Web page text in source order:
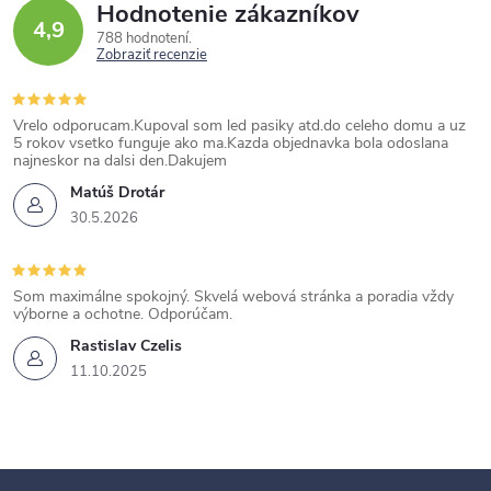
4,9 Hodnotenie zákazníkov
788 hodnotení
Zobraziť recenzie
Matúš Drotár
30.5.2026
Vrelo odporucam.Kupoval som led pasiky atd.do celeho domu a uz
5 rokov vsetko funguje ako ma.Kazda objednavka bola odoslana
najneskor na dalsi den.Dakujem
Rastislav Czelis
11.10.2025
Som maximálne spokojný. Skvelá webová stránka a poradia vždy
výborne a ochotne. Odporúčam.